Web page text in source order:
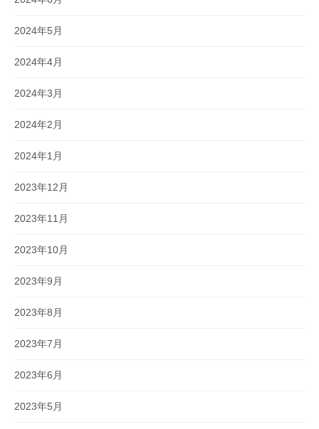
2024年5月
2024年4月
2024年3月
2024年2月
2024年1月
2023年12月
2023年11月
2023年10月
2023年9月
2023年8月
2023年7月
2023年6月
2023年5月